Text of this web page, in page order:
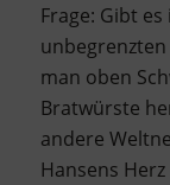
Frage: Gibt
man oben
Bratwürste
andere
Hansens